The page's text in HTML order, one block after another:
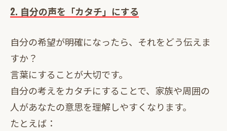
2. 自分の声を「カタチ」にする
自分の希望が明確になったら、それをどう伝えま
すか？
言葉にすることが大切です。
自分の考えをカタチにすることで、家族や周囲の
人があなたの意思を理解しやすくなります。
たとえば：